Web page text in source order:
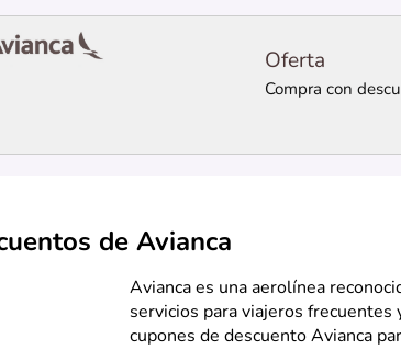
Oferta
Compra con
de Avianca
Avianca es una aerolínea
servicios para viajeros
cupones de descuento Avianca